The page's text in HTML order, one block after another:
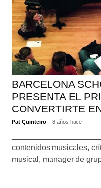
BARCELONA
PRESENTA EL
CONVERTIRTE
Pat Quinteiro 8 años hace
contenidos musicales,
musical, manager de